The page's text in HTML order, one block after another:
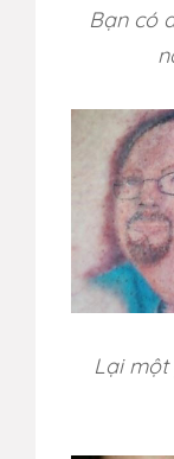
Bạn có
Lại